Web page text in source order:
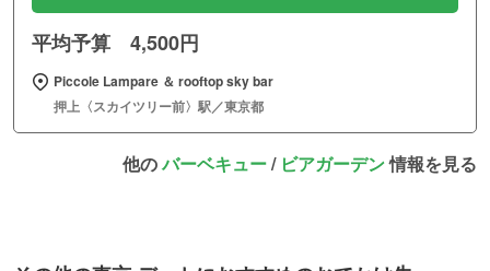
平均予算 4,500円
Piccole Lampare ＆ rooftop sky bar
押上〈スカイツリー前〉駅／東京都
他のバーベキュー/ ビアガーデン情報を見る